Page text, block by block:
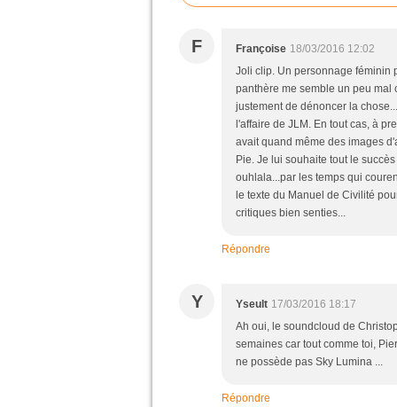
F Françoise 18/03/2016 12:02
Joli clip. Un personnage féminin
panthère me semble un peu mal
justement de dénoncer la
l'affaire de JLM. En tout cas, à
avait quand même des images
Pie. Je lui souhaite tout le
ouhlala...par les temps qui
le texte du Manuel de Civilité
critiques bien senties...
Répondre
Y Yseult 17/03/2016 18:17
Ah oui, le soundcloud de
semaines car tout comme toi,
ne possède pas Sky Lumina ...
Répondre